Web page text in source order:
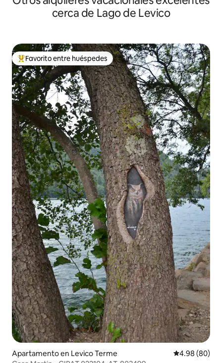
cerca de Lago de Levico
Favorito entre huéspedes preferido
Favorito entre huéspedes
Apartamento en Levico Terme Calificación
4.98 (80)